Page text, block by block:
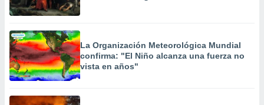
La Organización Meteorológica Mundial
confirma: "El Niño alcanza una fuerza no
vista en años"